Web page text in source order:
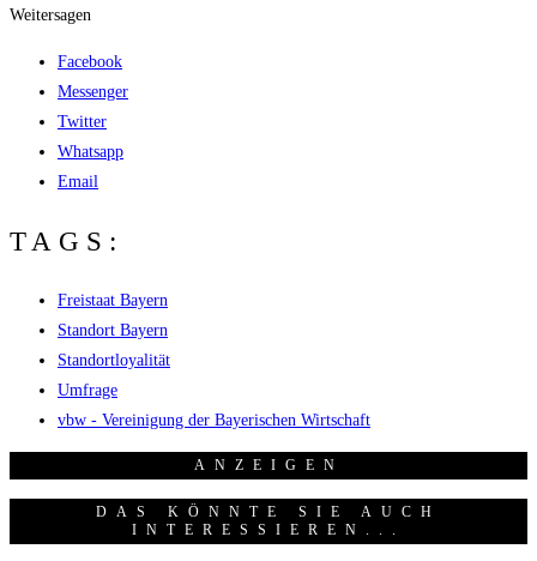
Weitersagen
Facebook
Messenger
Twitter
Whatsapp
Email
TAGS:
Freistaat Bayern
Standort Bayern
Standortloyalität
Umfrage
vbw - Vereinigung der Bayerischen Wirtschaft
ANZEI­GEN
DAS KÖNNTE SIE AUCH
INTERESSIEREN...